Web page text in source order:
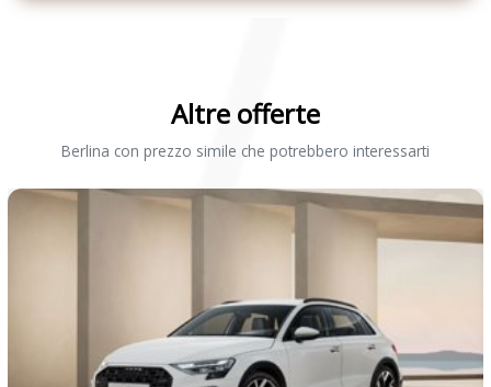
Altre offerte
Berlina con prezzo simile che potrebbero interessarti